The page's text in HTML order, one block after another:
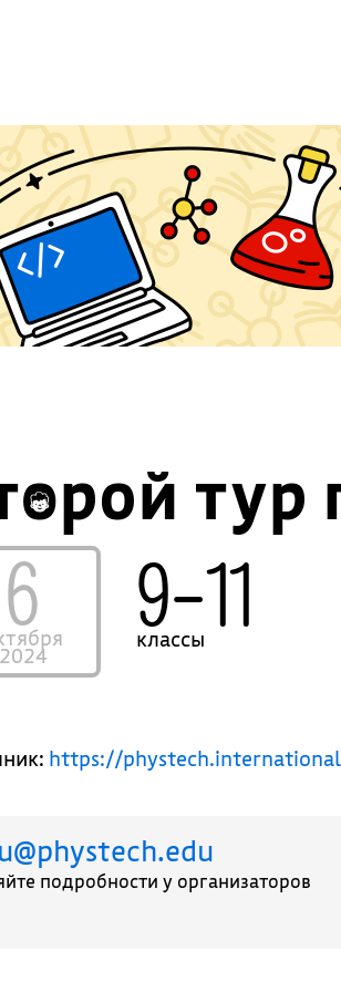
тур
6
2024
9–11
классы
https://
подробности у организаторов